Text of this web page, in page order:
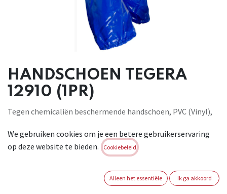
HANDSCHOEN TEGERA
12910 (1PR)
Tegen chemicaliën beschermende handschoen, PVC (Vinyl),
Extra lang 70 cm, voor zwaar werk. Maten: 7-11. Geschikt
voor: Reiniging, werkzaamheden in de chemische
visindustrie, werk in de papierindustrie, sanitair, marinewerk,
werk in de petro-chemie, chemische werkzaamheden,
We gebruiken cookies om je een betere gebruikerservaring
op deze website te bieden.
Cookiebeleid
Alleen het essentiële Ik ga akkoord